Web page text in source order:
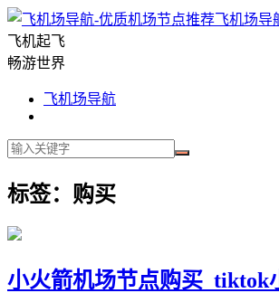
飞机场导
飞机起飞
畅游世界
飞机场导航
标签：购买
小火箭机场节点购买_tiktok